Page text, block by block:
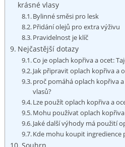
⁢krásné vlasy
Bylinné směsi pro ​lesk
Přidání olejů pro ⁢extra ‍výživu
Pravidelnost je klíč
Nejčastější dotazy
Co je ‌oplach kopřiva a ocet:
Jak⁢ připravit oplach kopřiva⁤ a‌
proč pomáhá​ oplach kopřiva
vlasů?
Lze ‌použít oplach⁤ kopřiva​ a
Mohu⁢ používat ​oplach
Jaké další výhody má použití
Kde mohu koupit‍ ingredience⁢
Souhrn